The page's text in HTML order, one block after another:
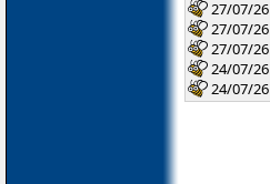
27/07/26
27/07/26
27/07/26
24/07/26
24/07/26